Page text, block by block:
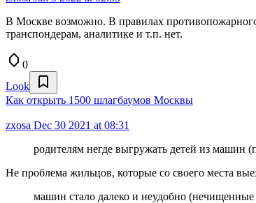
В Москве возможно. В правилах
транспондерам, аналитике и т.п. нет.
0
Look
Как открыть 1500 шлагбаумов Москвы
zxosa Dec 30 2021 at 08:31
родителям негде выгружать детей из машин
Не проблема жильцов, которые со своего места
машин стало далеко и неудобно (нечищенные